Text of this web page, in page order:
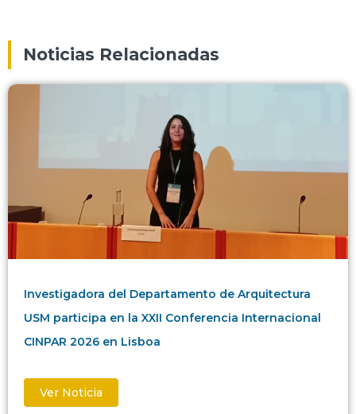
Noticias Relacionadas
Investigadora del Departamento de Arquitectura
USM participa en la XXII Conferencia Internacional
CINPAR 2026 en Lisboa
Ver Noticia